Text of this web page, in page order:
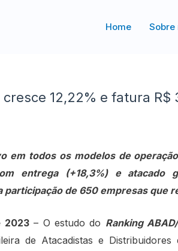
Home Sobre
12,22% e fatura R$
em todos os modelos de
entrega (+18,3%) e atacado
participação de 650 empresas que
2023 – O estudo do Ranking
de Atacadistas e